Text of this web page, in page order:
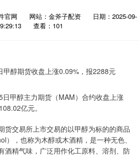
官网 网站：金斧子配资
日期：2025-09-
查看：101
甲醇主力期货（MAM）合约收盘上涨
亿元。
货交易所上市交易的以甲醇为标的的商品
），也称为木醇或木酒精，是一种无色、
酒精气味，广泛用作化工原料、溶剂、防